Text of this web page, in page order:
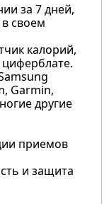
за 7 дней,
своем
калорий,
Garmin,
другие
приемов
и защита